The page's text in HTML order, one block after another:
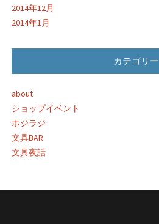
2014年12月
2014年1月
カテゴリー
about
ショップイベント
ホジラジ
文具BAR
文具夜話